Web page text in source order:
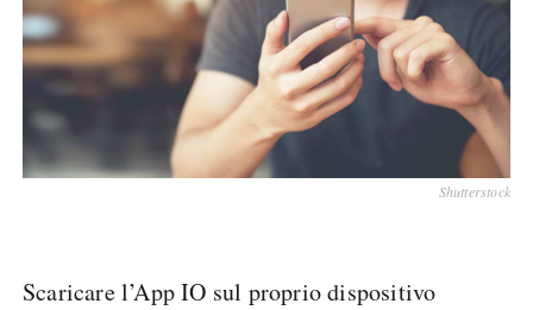
Shutterstock
Scaricare l’App IO sul proprio dispositivo